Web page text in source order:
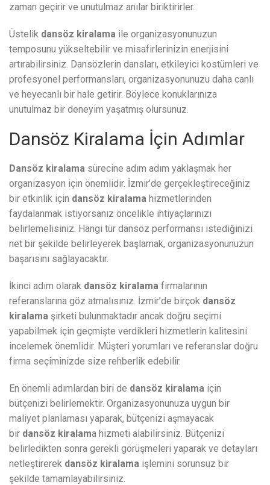
zaman geçirir ve unutulmaz anılar biriktirirler.
Üstelik dansöz kiralama ile organizasyonunuzun
temposunu yükseltebilir ve misafirlerinizin enerjisini
artırabilirsiniz. Dansözlerin dansları, etkileyici kostümleri ve
profesyonel performansları, organizasyonunuzu daha canlı
ve heyecanlı bir hale getirir. Böylece konuklarınıza
unutulmaz bir deneyim yaşatmış olursunuz.
Dansöz Kiralama İçin Adımlar
Dansöz kiralama sürecine adım adım yaklaşmak her
organizasyon için önemlidir. İzmir’de gerçekleştireceğiniz
bir etkinlik için dansöz kiralama hizmetlerinden
faydalanmak istiyorsanız öncelikle ihtiyaçlarınızı
belirlemelisiniz. Hangi tür dansöz performansı istediğinizi
net bir şekilde belirleyerek başlamak, organizasyonunuzun
başarısını sağlayacaktır.
İkinci adım olarak dansöz kiralama firmalarının
referanslarına göz atmalısınız. İzmir’de birçok dansöz
kiralama şirketi bulunmaktadır ancak doğru seçimi
yapabilmek için geçmişte verdikleri hizmetlerin kalitesini
incelemek önemlidir. Müşteri yorumları ve referanslar doğru
firma seçiminizde size rehberlik edebilir.
En önemli adımlardan biri de dansöz kiralama için
bütçenizi belirlemektir. Organizasyonunuza uygun bir
maliyet planlaması yaparak, bütçenizi aşmayacak
bir dansöz kiralama hizmeti alabilirsiniz. Bütçenizi
belirledikten sonra gerekli görüşmeleri yaparak ve detayları
netleştirerek dansöz kiralama işlemini sorunsuz bir
şekilde tamamlayabilirsiniz.